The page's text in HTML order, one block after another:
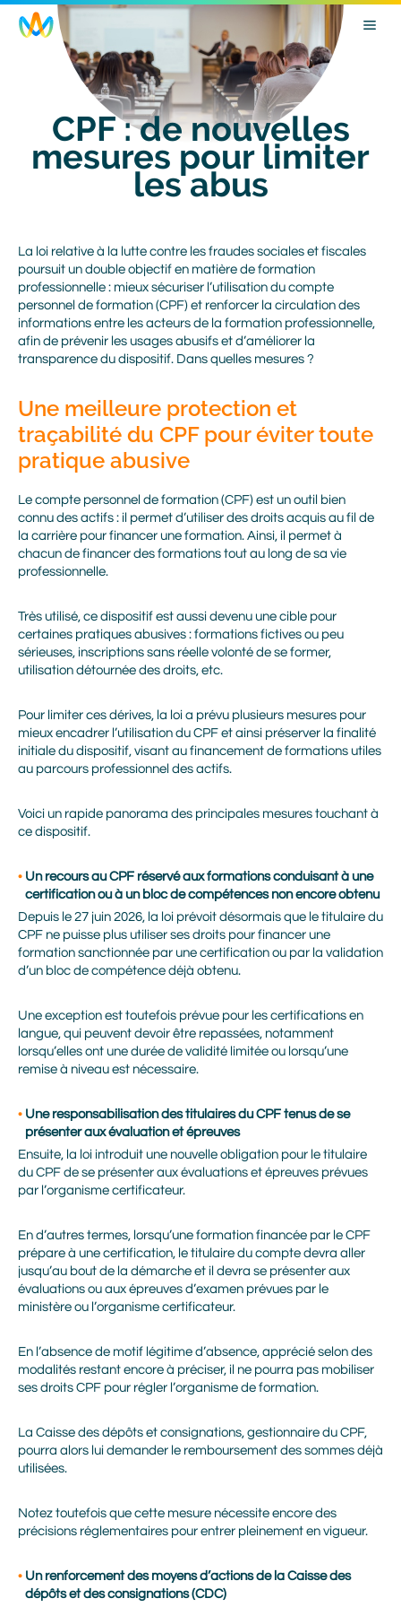
Skip
Image
CPF : de nouvelles
mesures pour limiter
les abus
Body
La loi relative à la lutte contre les fraudes sociales et fiscales
poursuit un double objectif en matière de formation
professionnelle : mieux sécuriser l’utilisation du compte
personnel de formation (CPF) et renforcer la circulation des
informations entre les acteurs de la formation professionnelle,
afin de prévenir les usages abusifs et d’améliorer la
transparence du dispositif. Dans quelles mesures ?
Une meilleure protection et
traçabilité du CPF pour éviter toute
pratique abusive
Le compte personnel de formation (CPF) est un outil bien
connu des actifs : il permet d’utiliser des droits acquis au fil de
la carrière pour financer une formation. Ainsi, il permet à
chacun de financer des formations tout au long de sa vie
professionnelle.
Très utilisé, ce dispositif est aussi devenu une cible pour
certaines pratiques abusives : formations fictives ou peu
sérieuses, inscriptions sans réelle volonté de se former,
utilisation détournée des droits, etc.
Pour limiter ces dérives, la loi a prévu plusieurs mesures pour
mieux encadrer l’utilisation du CPF et ainsi préserver la finalité
initiale du dispositif, visant au financement de formations utiles
au parcours professionnel des actifs.
Voici un rapide panorama des principales mesures touchant à
ce dispositif.
Un recours au CPF réservé aux formations conduisant à une
certification ou à un bloc de compétences non encore obtenu
Depuis le 27 juin 2026, la loi prévoit désormais que le titulaire du
CPF ne puisse plus utiliser ses droits pour financer une
formation sanctionnée par une certification ou par la validation
d’un bloc de compétence déjà obtenu.
Une exception est toutefois prévue pour les certifications en
langue, qui peuvent devoir être repassées, notamment
lorsqu’elles ont une durée de validité limitée ou lorsqu’une
remise à niveau est nécessaire.
Une responsabilisation des titulaires du CPF tenus de se
présenter aux évaluation et épreuves
Ensuite, la loi introduit une nouvelle obligation pour le titulaire
du CPF de se présenter aux évaluations et épreuves prévues
par l’organisme certificateur.
En d’autres termes, lorsqu’une formation financée par le CPF
prépare à une certification, le titulaire du compte devra aller
jusqu’au bout de la démarche et il devra se présenter aux
évaluations ou aux épreuves d’examen prévues par le
ministère ou l’organisme certificateur.
En l’absence de motif légitime d’absence, apprécié selon des
modalités restant encore à préciser, il ne pourra pas mobiliser
ses droits CPF pour régler l’organisme de formation.
La Caisse des dépôts et consignations, gestionnaire du CPF,
pourra alors lui demander le remboursement des sommes déjà
utilisées.
Notez toutefois que cette mesure nécessite encore des
précisions réglementaires pour entrer pleinement en vigueur.
Un renforcement des moyens d’actions de la Caisse des
dépôts et des consignations (CDC)